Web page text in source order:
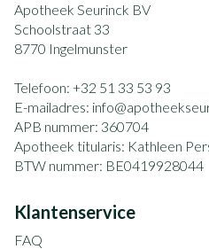
Apotheek Seurinck BV
Schoolstraat 33
8770 Ingelmunster
Telefoon: +32 51 33 53 93
E-mailadres: info@
APB nummer: 360704
Apotheek titularis: Kathleen
BTW nummer: BE0419928044
Klantenservice
FAQ